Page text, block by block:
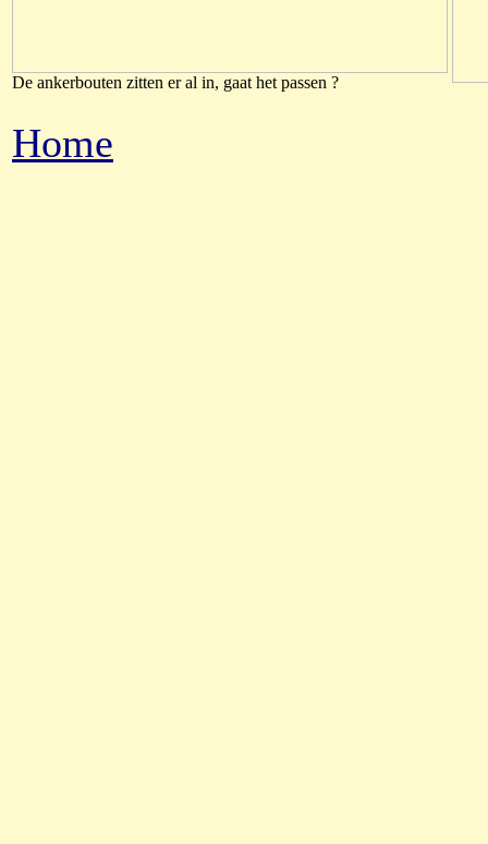
De ankerbouten zitten er al in, gaat het passen ?
Home